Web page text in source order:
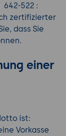
522 :
zertifizierter
dass Sie
einer
ist:
Vorkasse